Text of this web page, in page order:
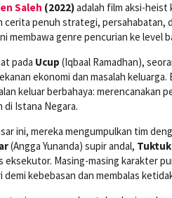
Saleh (2022)adalah film aksi-heist
cerita penuh strategi, persahabatan,
membawa genre pencurian ke level
pada Ucup (Iqbaal Ramadhan),
ekonomi dan masalah keluarga.
keluar berbahaya: merencanakan
di Istana Negara.
ini, mereka mengumpulkan tim
(Angga Yunanda) supir andal, Tuktuk
eksekutor. Masing-masing karakter
demi kebebasan dan membalas